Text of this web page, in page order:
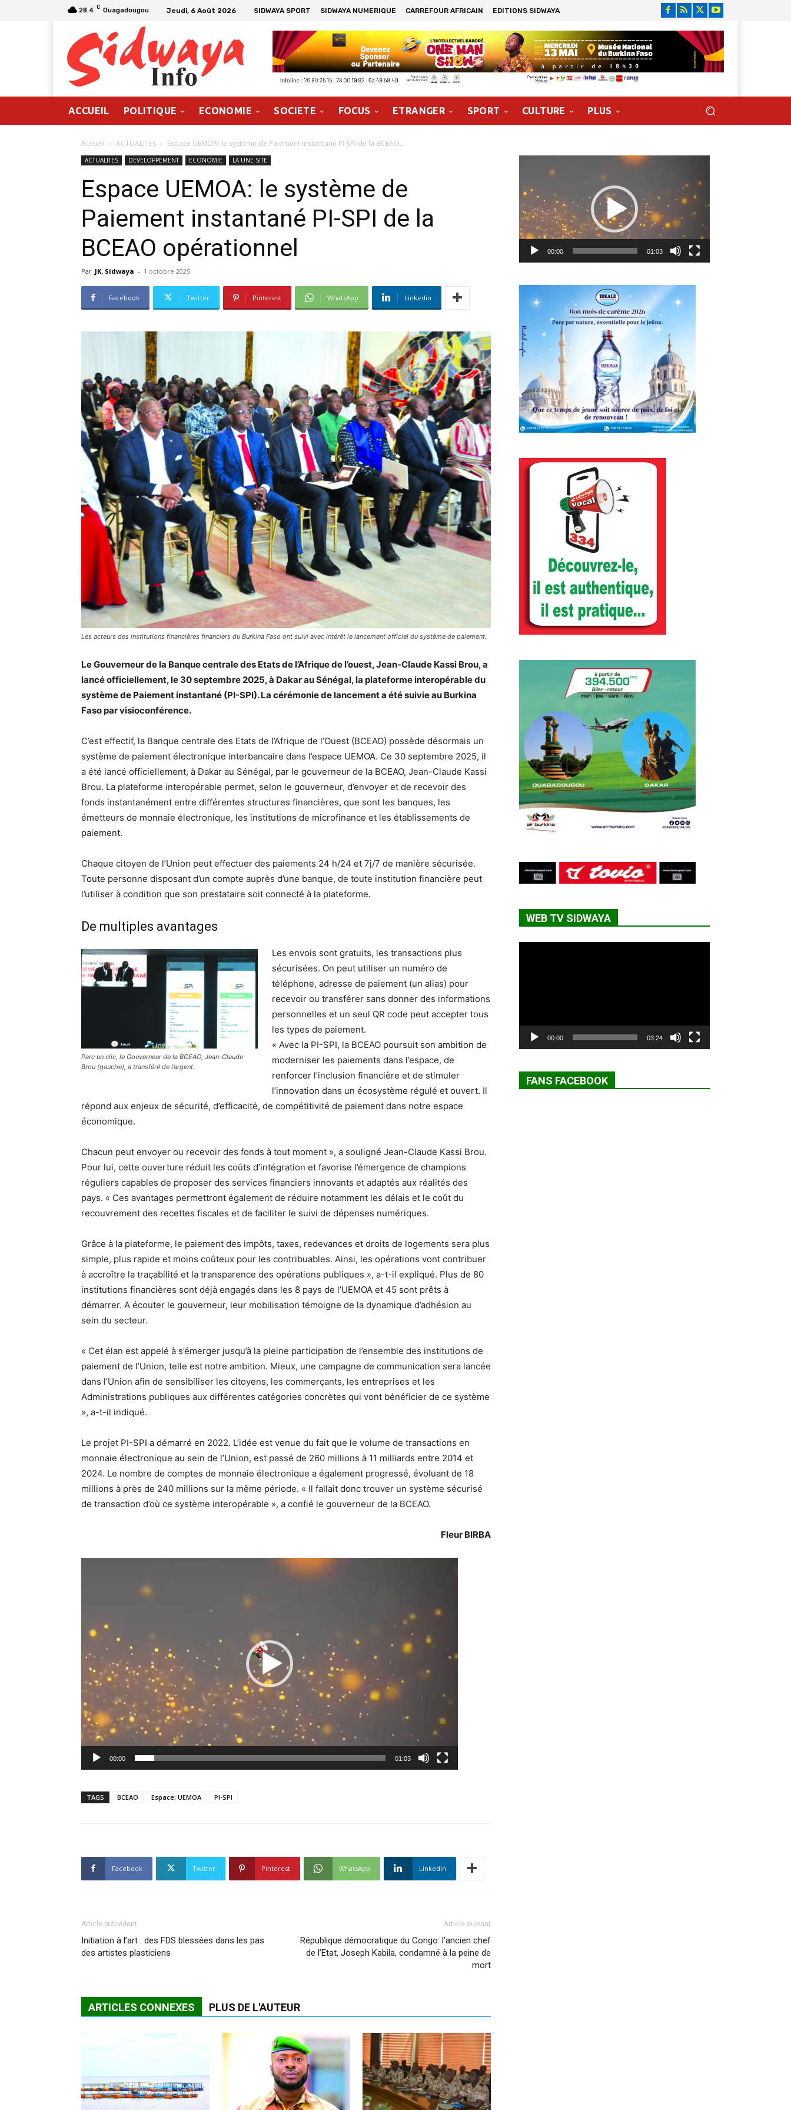
28.4 C Ouagadougou Jeudi, 6 Août 2026 SIDWAYA SPORT SIDWAYA NUMERIQUE CARREFOUR AFRICAIN EDITIONS SIDWAYA
ACCUEIL POLITIQUE ECONOMIE SOCIETE FOCUS ETRANGER SPORT CULTURE PLUS
Accueil ACTUALITES Espace UEMOA: le système de Paiement instantané PI-SPI de la BCEAO...
ACTUALITES DEVELOPPEMENT ECONOMIE LA UNE SITE
Espace UEMOA: le système de
Paiement instantané PI-SPI de la
BCEAO opérationnel
Par JK. Sidwaya - 1 octobre 2025
Facebook Twitter Pinterest WhatsApp Linkedin
Les acteurs des institutions financières financiers du Burkina Faso ont suivi avec intérêt le lancement officiel du système de paiement.
Le Gouverneur de la Banque centrale des Etats de l’Afrique de l’ouest, Jean-Claude Kassi Brou, a
lancé officiellement, le 30 septembre 2025, à Dakar au Sénégal, la plateforme interopérable du
système de Paiement instantané (PI-SPI). La cérémonie de lancement a été suivie au Burkina
Faso par visioconférence.
C’est effectif, la Banque centrale des Etats de l’Afrique de l’Ouest (BCEAO) possède désormais un
système de paiement électronique interbancaire dans l’espace UEMOA. Ce 30 septembre 2025, il
a été lancé officiellement, à Dakar au Sénégal, par le gouverneur de la BCEAO, Jean-Claude Kassi
Brou. La plateforme interopérable permet, selon le gouverneur, d’envoyer et de recevoir des
fonds instantanément entre différentes structures financières, que sont les banques, les
émetteurs de monnaie électronique, les institutions de microfinance et les établissements de
paiement.
Chaque citoyen de l’Union peut effectuer des paiements 24 h/24 et 7j/7 de manière sécurisée.
Toute personne disposant d’un compte auprès d’une banque, de toute institution financière peut
l’utiliser à condition que son prestataire soit connecté à la plateforme.
De multiples avantages
Parc un clic, le Gouverneur de la BCEAO, Jean-Claude
Brou (gauche), a transféré de l’argent.
Les envois sont gratuits, les transactions plus
sécurisées. On peut utiliser un numéro de
téléphone, adresse de paiement (un alias) pour
recevoir ou transférer sans donner des informations
personnelles et un seul QR code peut accepter tous
les types de paiement.
« Avec la PI-SPI, la BCEAO poursuit son ambition de
moderniser les paiements dans l’espace, de
renforcer l’inclusion financière et de stimuler
l’innovation dans un écosystème régulé et ouvert. Il
répond aux enjeux de sécurité, d’efficacité, de compétitivité de paiement dans notre espace
économique.
Chacun peut envoyer ou recevoir des fonds à tout moment », a souligné Jean-Claude Kassi Brou.
Pour lui, cette ouverture réduit les coûts d’intégration et favorise l’émergence de champions
réguliers capables de proposer des services financiers innovants et adaptés aux réalités des
pays. « Ces avantages permettront également de réduire notamment les délais et le coût du
recouvrement des recettes fiscales et de faciliter le suivi de dépenses numériques.
Grâce à la plateforme, le paiement des impôts, taxes, redevances et droits de logements sera plus
simple, plus rapide et moins coûteux pour les contribuables. Ainsi, les opérations vont contribuer
à accroître la traçabilité et la transparence des opérations publiques », a-t-il expliqué. Plus de 80
institutions financières sont déjà engagés dans les 8 pays de l’UEMOA et 45 sont prêts à
démarrer. A écouter le gouverneur, leur mobilisation témoigne de la dynamique d’adhésion au
sein du secteur.
« Cet élan est appelé à s’émerger jusqu’à la pleine participation de l’ensemble des institutions de
paiement de l’Union, telle est notre ambition. Mieux, une campagne de communication sera lancée
dans l’Union afin de sensibiliser les citoyens, les commerçants, les entreprises et les
Administrations publiques aux différentes catégories concrètes qui vont bénéficier de ce système
», a-t-il indiqué.
Le projet PI-SPI a démarré en 2022. L’idée est venue du fait que le volume de transactions en
monnaie électronique au sein de l’Union, est passé de 260 millions à 11 milliards entre 2014 et
2024. Le nombre de comptes de monnaie électronique a également progressé, évoluant de 18
millions à près de 240 millions sur la même période. « Il fallait donc trouver un système sécurisé
de transaction d’où ce système interopérable », a confié le gouverneur de la BCEAO.
Fleur BIRBA
Lecteur
00:00 01:03
TAGS BCEAO Espace; UEMOA PI-SPI
Facebook Twitter Pinterest WhatsApp Linkedin
Article précédent
Initiation à l’art : des FDS blessées dans les pas
des artistes plasticiens
Article suivant
République démocratique du Congo: l’ancien chef
de l’Etat, Joseph Kabila, condamné à la peine de
mort
ARTICLES CONNEXES PLUS DE L'AUTEUR
00:00 01:03
WEB TV SIDWAYA
00:00 03:24
FANS FACEBOOK